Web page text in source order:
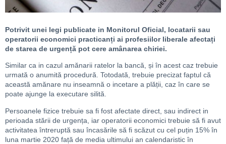
Potrivit unei legi publicate in Monitorul Oficial, locatarii sau
operatorii economici practicanți ai profesiilor liberale afectați
de starea de urgență pot cere amânarea chiriei.
Similar ca in cazul amănarii ratelor la bancă, și în acest caz trebuie
urmată o anumită procedură. Totodată, trebuie precizat faptul că
această amănare nu inseamnă o incetare a plății, caz în care se
poate ajunge la executare silită.
Persoanele fizice trebuie sa fi fost afectate direct, sau indirect in
perioada stării de urgența, iar operatorii economici trebuie să fi avut
activitatea întreruptă sau încasările să fi scăzut cu cel puțin 15% în
luna martie 2020 față de media ultimului an calendaristic în